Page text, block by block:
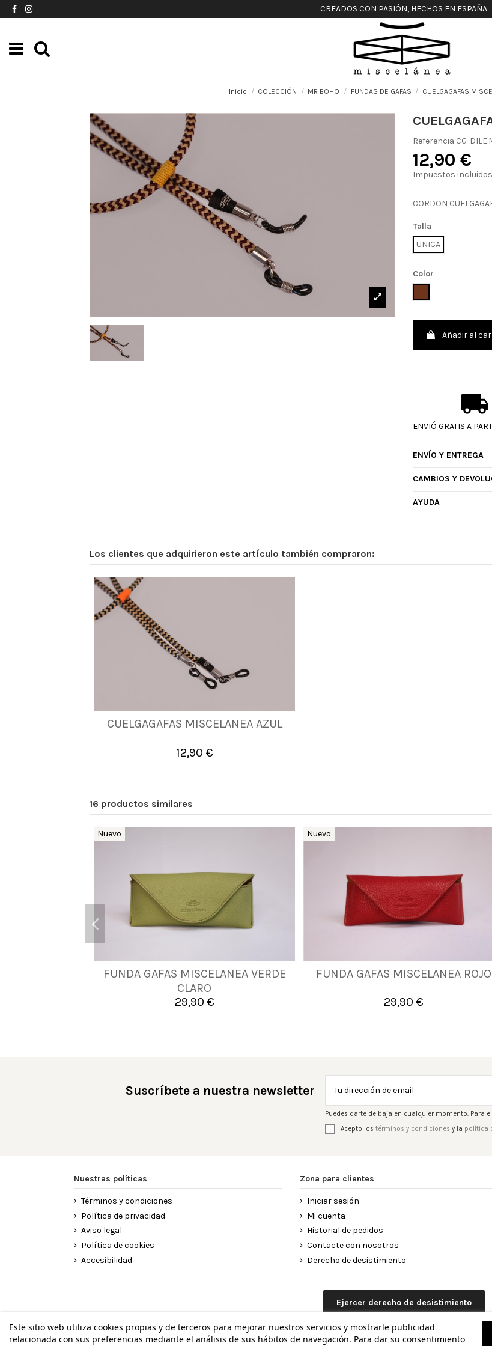
CREADOS CON PASIÓN, HECHOS EN ESPAÑA
Inicio COLECCIÓN MR BOHO FUNDAS DE GAFAS CUELGAGAFAS
Referencia CG-
12,90 €
Impuestos incluidos
CORDON
Talla
UNICA
Color
Añadir al
ENVIÓ GRATIS A
ENVÍO Y ENTREGA
CAMBIOS Y
AYUDA
Los clientes que adquirieron este artículo también compraron:
CUELGAGAFAS MISCELANEA AZUL
12,90 €
UNICA
Añadir al carrito
16 productos similares
Nuevo
FUNDA GAFAS MISCELANEA VERDE
CLARO
29,90 €
UNICA
Añadir al carrito
Nuevo
FUNDA GAFAS MISCELANEA ROJO
29,90 €
UNICA
Añadir al carrito
Suscríbete a nuestra newsletter
Puedes darte de baja en cualquier momento. Para
Acepto los términos y condiciones y la política
Nuestras políticas
Términos y condiciones
Política de privacidad
Aviso legal
Política de cookies
Accesibilidad
Zona para clientes
Iniciar sesión
Mi cuenta
Historial de pedidos
Contacte con nosotros
Derecho de desistimiento
Este sitio web utiliza cookies propias y de terceros para mejorar nuestros servicios y mostrarle publicidad
relacionada con sus preferencias mediante el análisis de sus hábitos de navegación. Para dar su consentimiento
Ejercer derecho de desistimiento